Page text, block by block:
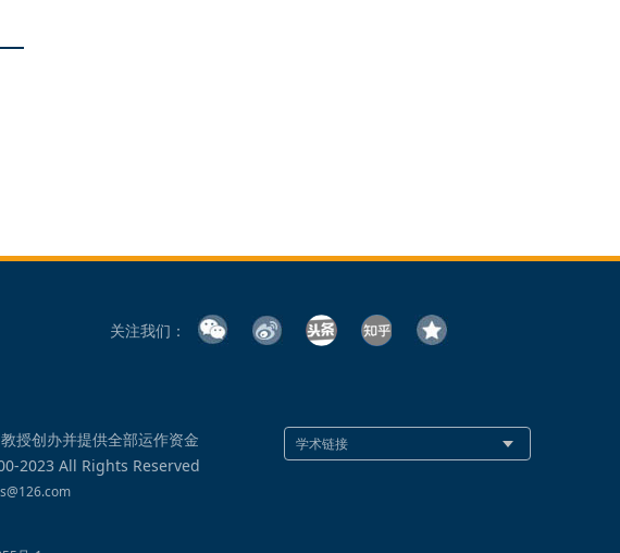
关注我们：
授创办并提供全部运作资金
2023 All Rights Reserved